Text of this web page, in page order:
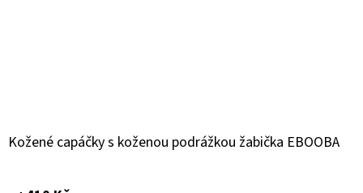
Kožené capáčky s koženou podrážkou žabička EBOOBA